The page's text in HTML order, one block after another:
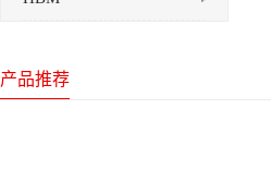
产品推荐